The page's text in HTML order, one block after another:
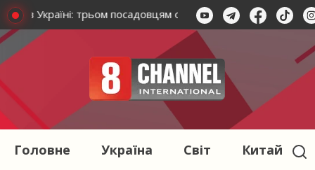
в Україні: трьом посадовцям оголосили підозру Три
Головне Україна Світ Китай